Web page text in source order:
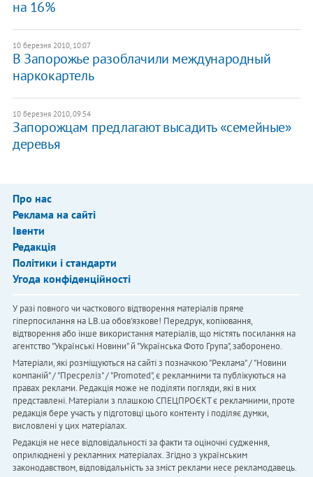
на 16%
10 березня 2010, 10:07
В Запорожье разоблачили международный
наркокартель
10 березня 2010, 09:54
Запорожцам предлагают высадить «семейные»
деревья
Про нас
Реклама на сайті
Івенти
Редакція
Політики і стандарти
Угода конфіденційності
У разі повного чи часткового відтворення матеріалів пряме
гіперпосилання на LB.ua обов'язкове! Передрук, копіювання,
відтворення або інше використання матеріалів, що містять посилання на
агентство "Українськi Новини" й "Українська Фото Група", заборонено.
Матеріали, які розміщуються на сайті з позначкою "Реклама" / "Новини
компаній" / "Пресреліз" / "Promoted", є рекламними та публікуються на
правах реклами. Редакція може не поділяти погляди, які в них
представлені. Матеріали з плашкою СПЕЦПРОЄКТ є рекламними, проте
редакція бере участь у підготовці цього контенту і поділяє думки,
висловлені у цих матеріалах.
Редакція не несе відповідальності за факти та оціночні судження,
оприлюднені у рекламних матеріалах. Згідно з українським
законодавством, відповідальність за зміст реклами несе рекламодавець.